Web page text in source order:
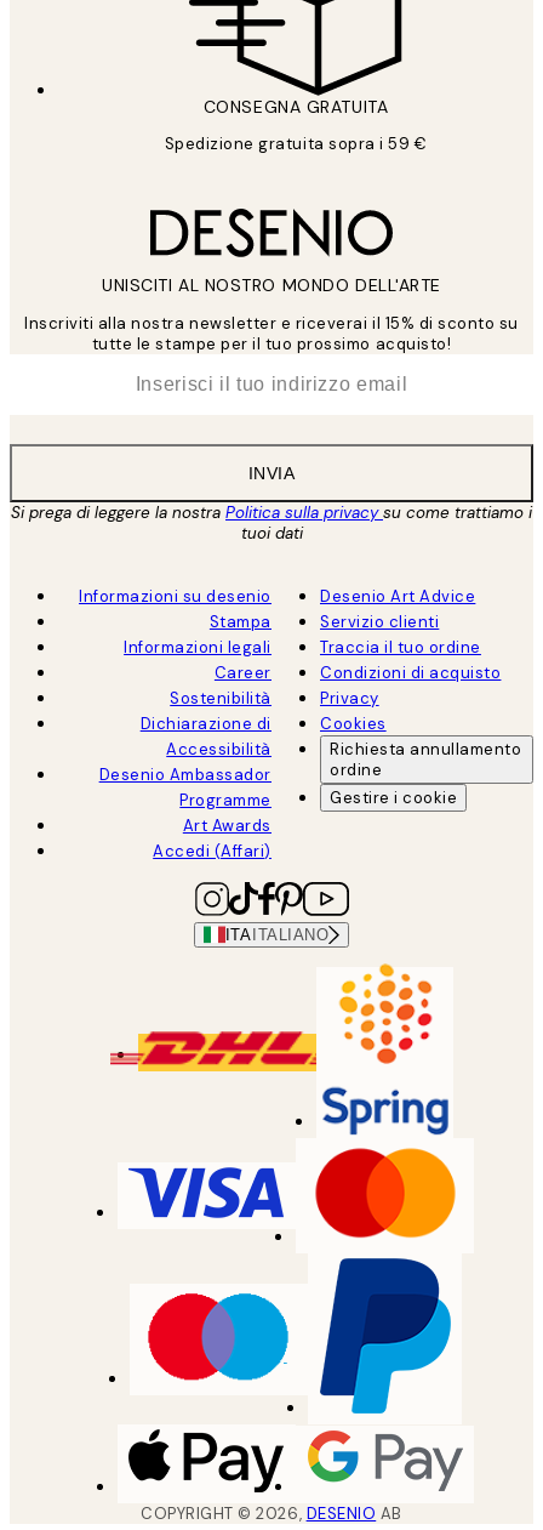
CONSEGNA GRATUITA
Spedizione gratuita sopra i 59 €
UNISCITI AL NOSTRO MONDO DELL'ARTE
Inscriviti alla nostra newsletter e riceverai il 15% di sconto su
tutte le stampe per il tuo prossimo acquisto!
INVIA
Si prega di leggere la nostra Politica sulla privacysu come trattiamo i
tuoi dati
Informazioni su desenio
Stampa
Informazioni legali
Career
Sostenibilità
Dichiarazione di
Accessibilità
Desenio Ambassador
Programme
Art Awards
Accedi (Affari)
Desenio Art Advice
Servizio clienti
Traccia il tuo ordine
Condizioni di acquisto
Privacy
Cookies
Richiesta annullamento
ordine
Gestire i cookie
ITA ITALIANO
COPYRIGHT ©2026, DESENIO AB